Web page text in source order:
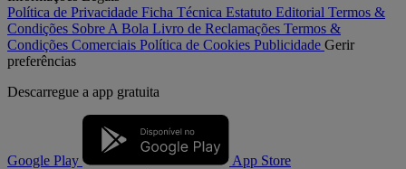
Política de Privacidade Ficha Técnica Estatuto Editorial Termos &
Condições Sobre A Bola Livro de Reclamações Termos &
Condições Comerciais Política de Cookies Publicidade Gerir
preferências
Descarregue a app gratuita
Google Play App Store